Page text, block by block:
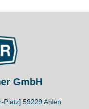
GmbH
Platz] 59229 Ahlen